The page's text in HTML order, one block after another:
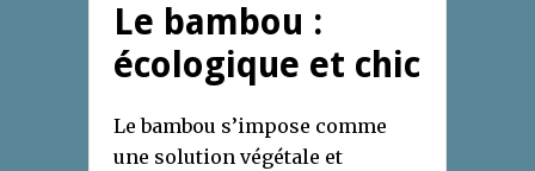
Le bambou :
écologique et chic
Le bambou s’impose comme
une solution végétale et